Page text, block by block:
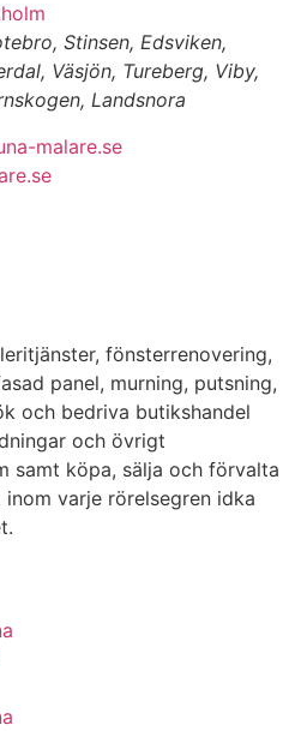
Stinsen, Edsviken,
Väsjön, Tureberg, Viby,
Landsnora
malare.se
fönsterrenovering,
panel, murning, putsning,
och bedriva butikshandel
och övrigt
samt köpa, sälja och förvalta
varje rörelsegren idka